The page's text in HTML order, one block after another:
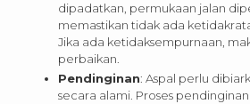
dipadatkan, permukaan jalan
memastikan tidak ada
Jika ada ketidaksempurnaan,
perbaikan.
Pendinginan: Aspal perlu
secara alami. Proses